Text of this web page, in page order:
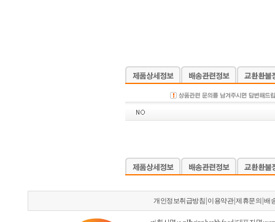
개인정보취급방침 이용약관|제휴문의 |배